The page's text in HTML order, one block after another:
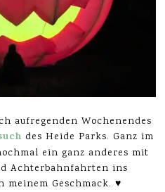
aufregenden Wochenendes
des Heide Parks. Ganz im
ein ganz anderes mit
Achterbahnfahrten ins
meinem Geschmack. ♥